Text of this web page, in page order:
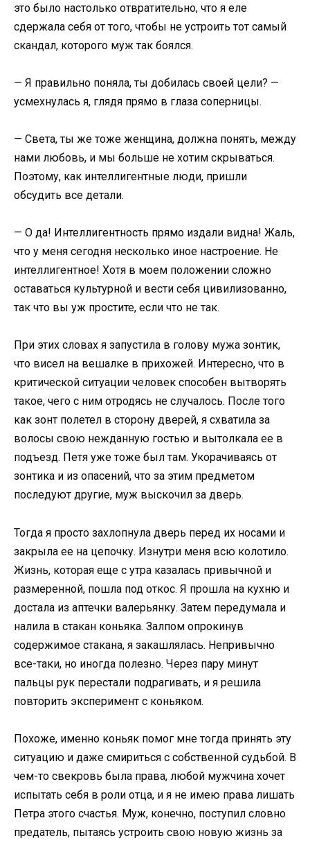
это было настолько отвратительно, что я еле
сдержала себя от того, чтобы не устроить тот самый
скандал, которого муж так боялся.
— Я правильно поняла, ты добилась своей цели? —
усмехнулась я, глядя прямо в глаза соперницы.
— Света, ты же тоже женщина, должна понять, между
нами любовь, и мы больше не хотим скрываться.
Поэтому, как интеллигентные люди, пришли
обсудить все детали.
— О да! Интеллигентность прямо издали видна! Жаль,
что у меня сегодня несколько иное настроение. Не
интеллигентное! Хотя в моем положении сложно
оставаться культурной и вести себя цивилизованно,
так что вы уж простите, если что не так.
При этих словах я запустила в голову мужа зонтик,
что висел на вешалке в прихожей. Интересно, что в
критической ситуации человек способен вытворять
такое, чего с ним отродясь не случалось. После того
как зонт полетел в сторону дверей, я схватила за
волосы свою нежданную гостью и вытолкала ее в
подъезд. Петя уже тоже был там. Укорачиваясь от
зонтика и из опасений, что за этим предметом
последуют другие, муж выскочил за дверь.
Тогда я просто захлопнула дверь перед их носами и
закрыла ее на цепочку. Изнутри меня всю колотило.
Жизнь, которая еще с утра казалась привычной и
размеренной, пошла под откос. Я прошла на кухню и
достала из аптечки валерьянку. Затем передумала и
налила в стакан коньяка. Залпом опрокинув
содержимое стакана, я закашлялась. Непривычно
все-таки, но иногда полезно. Через пару минут
пальцы рук перестали подрагивать, и я решила
повторить эксперимент с коньяком.
Похоже, именно коньяк помог мне тогда принять эту
ситуацию и даже смириться с собственной судьбой. В
чем-то свекровь была права, любой мужчина хочет
испытать себя в роли отца, и я не имею права лишать
Петра этого счастья. Муж, конечно, поступил словно
предатель, пытаясь устроить свою новую жизнь за